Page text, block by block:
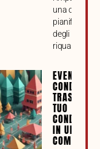
una corretta
degli
EVENTI
TUO
IN UNA
COMUNITÀ